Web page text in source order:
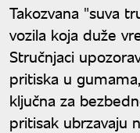
Takozvana "suva
vozila koja duže
Stručnjaci
pritiska u
ključna za
pritisak ubrzavaju